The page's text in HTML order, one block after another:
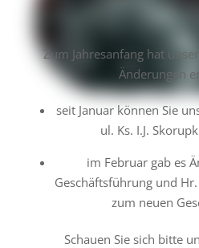
Zum Jahresanfang hat
Änderungen
seit Januar können Sie
ul. Ks. I.J.
im Februar gab es
Geschäftsführung und
zum neuen
Schauen Sie sich bitte